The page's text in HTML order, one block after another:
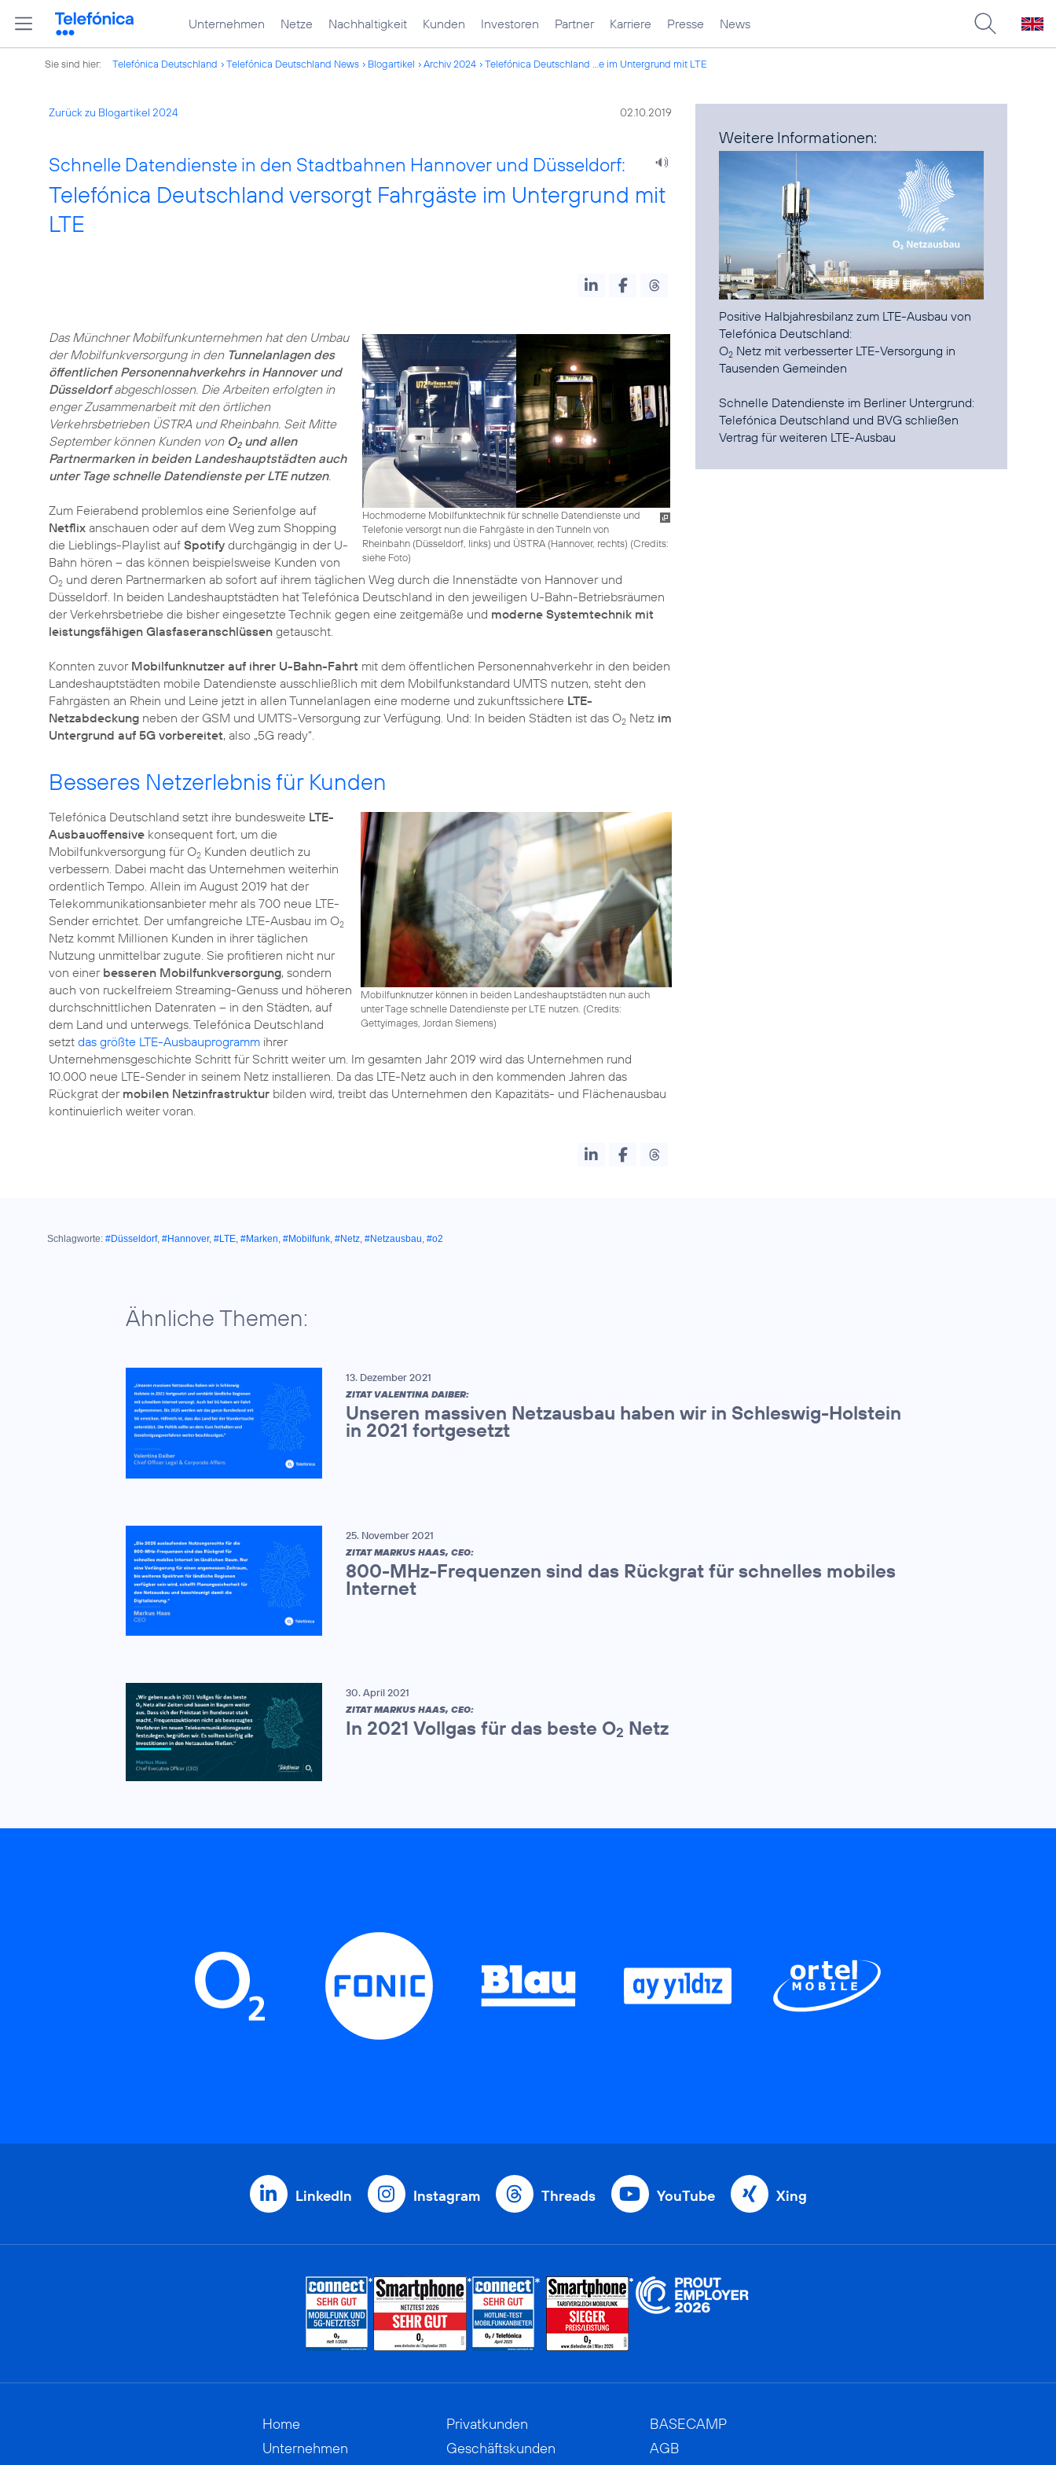
Unternehmen Netze Nachhaltigkeit Kunden Investoren Partner Karriere Presse News
Sie sind hier: Telefónica Deutschland Telefónica Deutschland News Blogartikel Archiv 2024 Telefónica Deutschland ...e im Untergrund mit LTE
Zurück zu Blogartikel 2024 02.10.2019
Schnelle Datendienste in den Stadtbahnen Hannover und Düsseldorf:
Telefónica Deutschland versorgt Fahrgäste im Untergrund mit
LTE
Hochmoderne Mobilfunktechnik für schnelle Datendienste und
Telefonie versorgt nun die Fahrgäste in den Tunneln von
Rheinbahn (Düsseldorf, links) und ÜSTRA (Hannover, rechts) (Credits:
siehe Foto)
Das Münchner Mobilfunkunternehmen hat den Umbau
der Mobilfunkversorgung in den Tunnelanlagen des
öffentlichen Personennahverkehrs in Hannover und
Düsseldorfabgeschlossen. Die Arbeiten erfolgten in
enger Zusammenarbeit mit den örtlichen
Verkehrsbetrieben ÜSTRA und Rheinbahn. Seit Mitte
September können Kunden von O2und allen
Partnermarken in beiden Landeshauptstädten auch
unter Tage schnelle Datendienste per LTE nutzen.
Zum Feierabend problemlos eine Serienfolge auf
Netflix anschauen oder auf dem Weg zum Shopping
die Lieblings-Playlist auf Spotify durchgängig in der U-
Bahn hören – das können beispielsweise Kunden von
O2 und deren Partnermarken ab sofort auf ihrem täglichen Weg durch die Innenstädte von Hannover und
Düsseldorf. In beiden Landeshauptstädten hat Telefónica Deutschland in den jeweiligen U-Bahn-Betriebsräumen
der Verkehrsbetriebe die bisher eingesetzte Technik gegen eine zeitgemäße und moderne Systemtechnik mit
leistungsfähigen Glasfaseranschlüssen getauscht.
Konnten zuvor Mobilfunknutzer auf ihrer U-Bahn-Fahrt mit dem öffentlichen Personennahverkehr in den beiden
Landeshauptstädten mobile Datendienste ausschließlich mit dem Mobilfunkstandard UMTS nutzen, steht den
Fahrgästen an Rhein und Leine jetzt in allen Tunnelanlagen eine moderne und zukunftssichere LTE-
Netzabdeckung neben der GSM und UMTS-Versorgung zur Verfügung. Und: In beiden Städten ist das O2 Netz im
Untergrund auf 5G vorbereitet, also „5G ready“.
Besseres Netzerlebnis für Kunden
Mobilfunknutzer können in beiden Landeshauptstädten nun auch
unter Tage schnelle Datendienste per LTE nutzen. (Credits:
Gettyimages, Jordan Siemens)
Telefónica Deutschland setzt ihre bundesweite LTE-
Ausbauoffensive konsequent fort, um die
Mobilfunkversorgung für O2 Kunden deutlich zu
verbessern. Dabei macht das Unternehmen weiterhin
ordentlich Tempo. Allein im August 2019 hat der
Telekommunikationsanbieter mehr als 700 neue LTE-
Sender errichtet. Der umfangreiche LTE-Ausbau im O2
Netz kommt Millionen Kunden in ihrer täglichen
Nutzung unmittelbar zugute. Sie profitieren nicht nur
von einer besseren Mobilfunkversorgung, sondern
auch von ruckelfreiem Streaming-Genuss und höheren
durchschnittlichen Datenraten – in den Städten, auf
dem Land und unterwegs. Telefónica Deutschland
setzt das größte LTE-Ausbauprogramm ihrer
Unternehmensgeschichte Schritt für Schritt weiter um. Im gesamten Jahr 2019 wird das Unternehmen rund
10.000 neue LTE-Sender in seinem Netz installieren. Da das LTE-Netz auch in den kommenden Jahren das
Rückgrat der mobilen Netzinfrastruktur bilden wird, treibt das Unternehmen den Kapazitäts- und Flächenausbau
kontinuierlich weiter voran.
Weitere Informationen:
Positive Halbjahresbilanz zum LTE-Ausbau von
O2 Netz mit verbesserter LTE-Versorgung in
Tausenden Gemeinden
Telefónica Deutschland und BVG schließen
Vertrag für weiteren LTE-Ausbau
Schlagworte: #Düsseldorf, #Hannover, #LTE, #Marken, #Mobilfunk, #Netz, #Netzausbau, #o2
Ähnliche Themen:
13. Dezember 2021
ZITAT VALENTINA DAIBER:
Unseren massiven Netzausbau haben wir in Schleswig-Holstein
in 2021 fortgesetzt
25. November 2021
ZITAT MARKUS HAAS, CEO:
800-MHz-Frequenzen sind das Rückgrat für schnelles mobiles
Internet
30. April 2021
ZITAT MARKUS HAAS, CEO:
In 2021 Vollgas für das beste O2 Netz
LinkedIn Instagram Threads YouTube Xing
Home
Unternehmen
Privatkunden
Geschäftskunden
BASECAMP
AGB